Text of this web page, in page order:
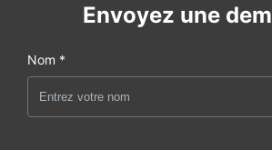
Envoyez une
Nom *